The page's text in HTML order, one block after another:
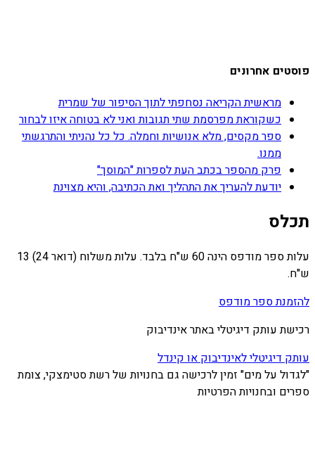
פוסטים אחרונים
מראשית הקריאה נסחפתי לתוך הסיפור של שמרית
כשקוראת מפרסמת שתי תגובות ואני לא בטוחה איזו לבחור
ספר מקסים, מלא אנושיות וחמלה. כל כל נהניתי והתרגשתי
ממנו.
פרק מהספר בכתב העת לספרות "המוסך"
יודעת להעריך את התהליך ואת הכתיבה, והיא מצוינת
תכלס
עלות ספר מודפס הינה 60 ש"ח בלבד. עלות משלוח (דואר 24) 13
ש"ח.
להזמנת ספר מודפס
רכישת עותק דיגיטלי באתר אינדיבוק
עותק דיגיטלי לאינדיבוק או קינדל
"לגדול על מים" זמין לרכישה גם בחנויות של רשת סטימצקי, צומת
ספרים ובחנויות הפרטיות